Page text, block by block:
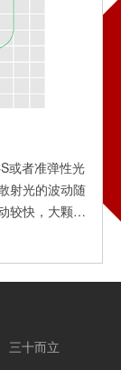
或者准弹性光
射光的波动随
较快，大颗粒
信号转化为
在溶液中扩
三十而立